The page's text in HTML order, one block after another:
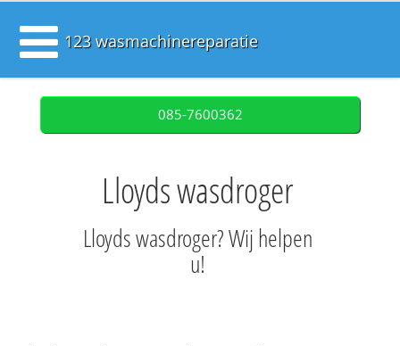
123 wasmachinereparatie
085-7600362
Lloyds wasdroger
Lloyds wasdroger? Wij helpen
u!